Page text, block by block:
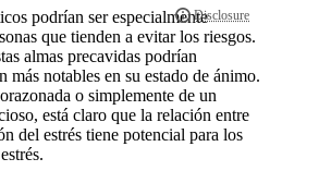
podrían ser especialmente
que tienden a evitar los riesgos.
almas precavidas podrían
más notables en su estado de ánimo.
o simplemente de un
está claro que la relación entre
del estrés tiene potencial para los